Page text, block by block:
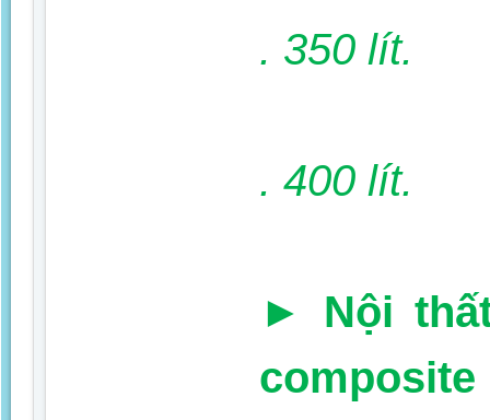
. 350 lít.
. 400 lít.
► Nội
composite